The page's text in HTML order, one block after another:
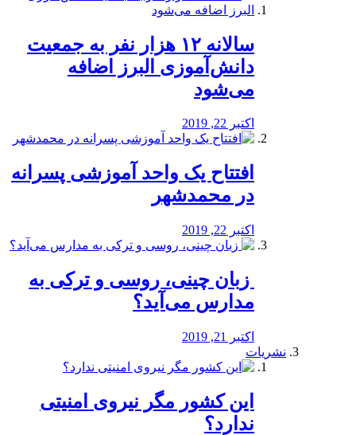
️سالانه ۱۲ هزار نفر به جمعیت
دانش‌آموزی البرز اضافه
می‌شود
اکتبر 22, 2019
افتتاح یک واحد آموزشی پسرانه
در محمدشهر
اکتبر 22, 2019
️ زبان چینی، روسی و ترکی به
مدارس می‌آید؟
اکتبر 21, 2019
نشریات
این کشور مگر نیروی امنیتی
ندارد؟